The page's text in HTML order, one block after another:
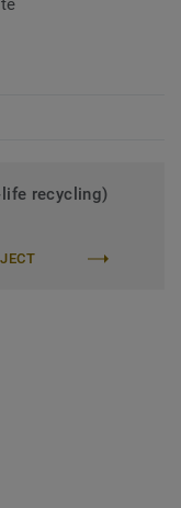
life recycling)